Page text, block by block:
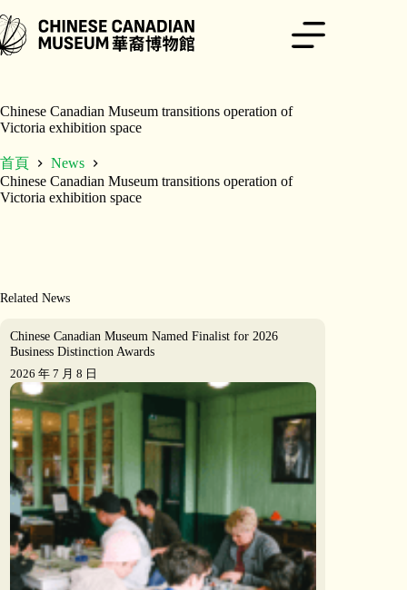
至
主
容
Chinese Canadian Museum transitions operation of
Victoria exhibition space
首頁
News
Chinese Canadian Museum transitions operation of
Victoria exhibition space
Related News
Chinese Canadian Museum Named Finalist for 2026
Business Distinction Awards
2026 年 7 月 8 日